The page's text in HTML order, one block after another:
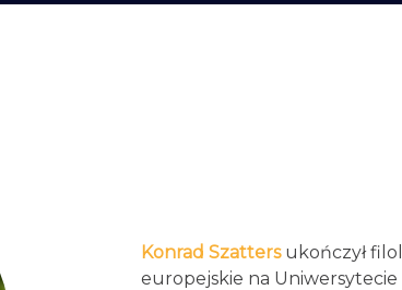
Konrad Szattersukończył
europejskie na